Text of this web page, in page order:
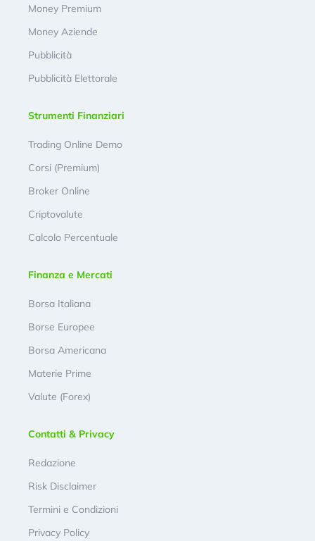
Money Premium
Money Aziende
Pubblicità
Pubblicità Elettorale
Strumenti Finanziari
Trading Online Demo
Corsi (Premium)
Broker Online
Criptovalute
Calcolo Percentuale
Finanza e Mercati
Borsa Italiana
Borse Europee
Borsa Americana
Materie Prime
Valute (Forex)
Contatti & Privacy
Redazione
Risk Disclaimer
Termini e Condizioni
Privacy Policy